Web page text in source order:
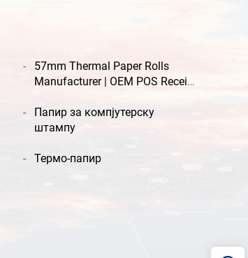
57mm Thermal Paper Rolls
Manufacturer | OEM POS Receipt
Папир за компјутерску
штампу
Термо-папир